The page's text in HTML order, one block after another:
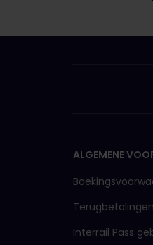
ALGEMENE
Interrail Pass